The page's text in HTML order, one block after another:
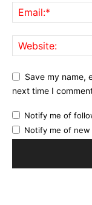
Save my name,
next time I
Notify me of
Notify me of new